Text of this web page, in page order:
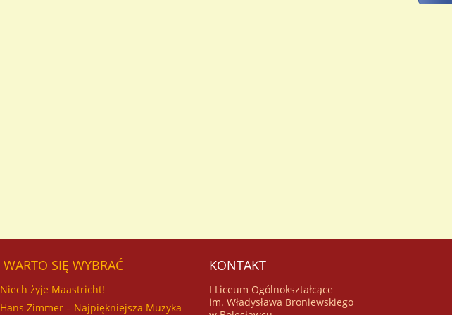
WARTO SIĘ WYBRAĆ
Niech żyje Maastricht!
Hans Zimmer – Najpiękniejsza Muzyka
KONTAKT
I Liceum Ogólnokształcące
im. Władysława Broniewskiego